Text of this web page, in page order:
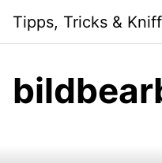
i
Tipps, Tricks &